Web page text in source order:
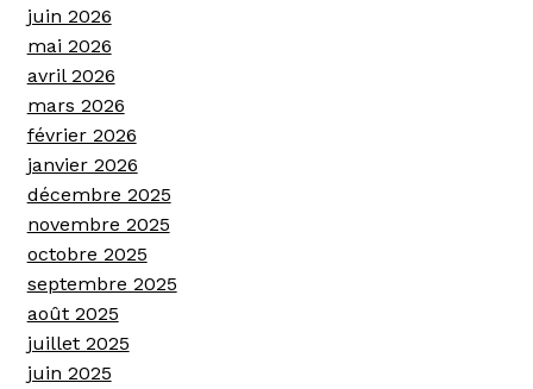
juin 2026
mai 2026
avril 2026
mars 2026
février 2026
janvier 2026
décembre 2025
novembre 2025
octobre 2025
septembre 2025
août 2025
juillet 2025
juin 2025